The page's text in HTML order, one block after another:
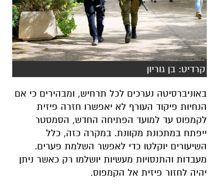
קרדיט: בן גוריון
באוניברסיטה נערכים לכל תרחיש, ומבהירים כי אם
הנחיות פיקוד העורף לא יאפשרו חזרה פיזית
לקמפוס עד למועד הפתיחה החדש, הסמסטר
ייפתח במתכונת מקוונת. במקרה כזה, כלל
השיעורים יוקלטו כדי לאפשר השלמת פערים.
מעבדות והתנסויות מעשיות יושלמו רק כאשר ניתן
יהיה לחזור פיזית אל הקמפוס.